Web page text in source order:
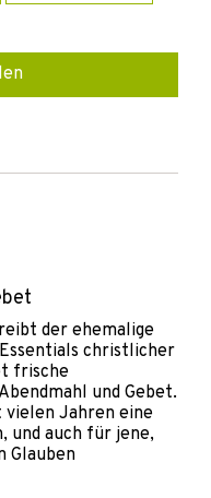
der ehemalige
christlicher
frische
und Gebet.
vielen Jahren eine
und auch für jene,
Glauben